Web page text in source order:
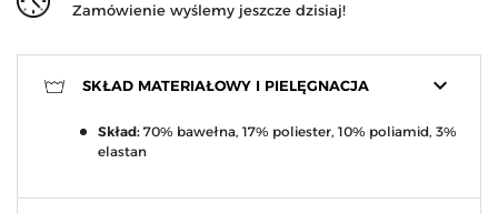
Zamówienie wyślemy jeszcze dzisiaj!
keyboard_arrow_down
SKŁAD MATERIAŁOWY I PIELĘGNACJA
Skład: 70% bawełna, 17% poliester, 10% poliamid, 3%
elastan